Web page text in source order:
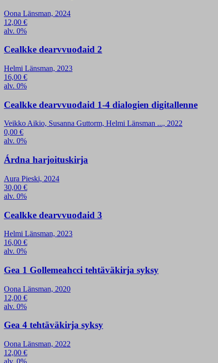
Oona Länsman, 2024
12,00 €
alv. 0%
Cealkke dearvvuođaid 2
Helmi Länsman, 2023
16,00 €
alv. 0%
Cealkke dearvvuođaid 1-4 dialogien digitallenne
Veikko Aikio, Susanna Guttorm, Helmi Länsman ..., 2022
0,00 €
alv. 0%
Árdna harjoituskirja
Aura Pieski, 2024
30,00 €
alv. 0%
Cealkke dearvvuođaid 3
Helmi Länsman, 2023
16,00 €
alv. 0%
Gea 1 Gollemeahcci tehtäväkirja syksy
Oona Länsman, 2020
12,00 €
alv. 0%
Gea 4 tehtäväkirja syksy
Oona Länsman, 2022
12,00 €